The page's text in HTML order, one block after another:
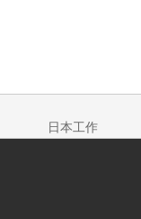
日本工作